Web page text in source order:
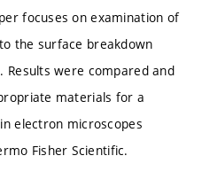
focuses on examination of
the surface breakdown
were compared and
materials for a
electron microscopes
Fisher Scientific.